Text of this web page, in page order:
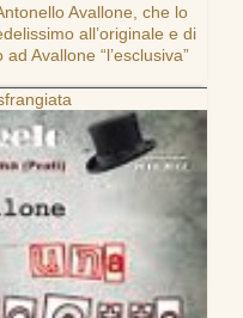
Avallone, che lo
all’originale e di
Avallone “l’esclusiva”